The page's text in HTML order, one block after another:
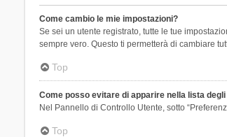
Come cambio le mie impostazioni?
Se sei un utente registrato, tutte le tue
sempre vero. Questo ti permetterà di cambiare
Top
Come posso evitare di apparire nella lista
Nel Pannello di Controllo Utente, sotto
Top